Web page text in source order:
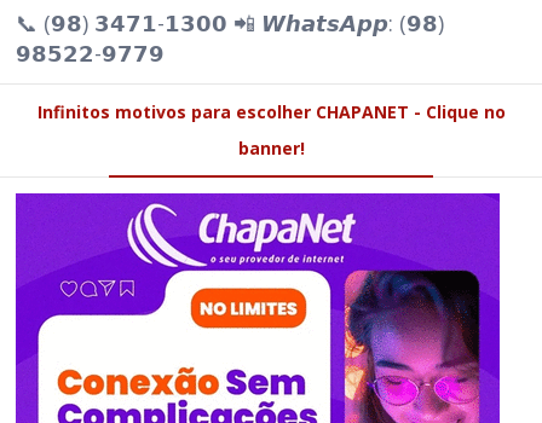
📞 (𝟵𝟴) 𝟯𝟰𝟳𝟭-𝟭𝟯𝟬𝟬 📲 𝙒𝙝𝙖𝙩𝙨𝘼𝙥𝙥: (𝟵𝟴)
𝟵𝟴𝟱𝟮𝟮-𝟵𝟳𝟳𝟵
Infinitos motivos para escolher CHAPANET - Clique no
banner!